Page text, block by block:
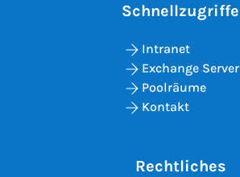
Schnellzugriffe
Intranet
Exchange Server
Poolräume
Kontakt
Rechtliches